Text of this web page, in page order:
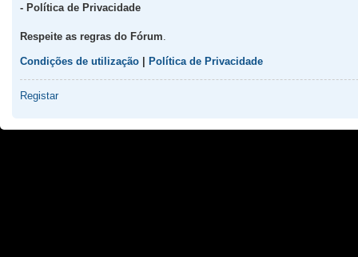
- Política de Privacidade
Respeite as regras do Fórum
Condições de utilização Política de Privacidade
Registar